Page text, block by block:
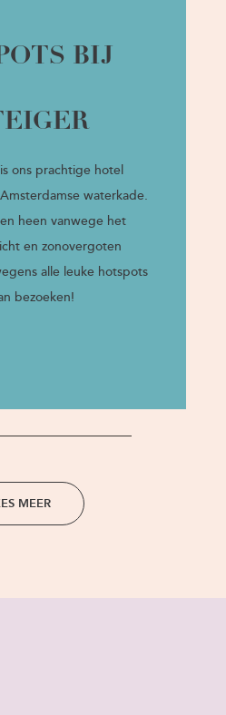
BIJ
ons prachtige hotel
waterkade.
heen vanwege het
en zonovergoten
alle leuke hotspots
bezoeken!
MEER